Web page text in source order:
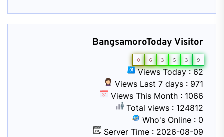
BangsamoroToday Visitor
0 6 3 5 3 9
Views Today : 62
Views Last 7 days : 971
Views This Month : 1066
Total views : 124812
Who's Online : 0
Server Time : 2026-08-09